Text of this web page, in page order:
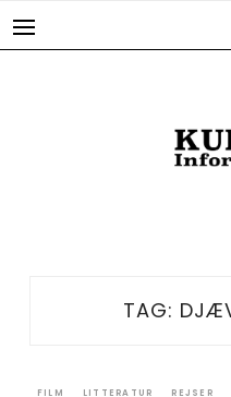
TAG:
FILM LITTERATUR REJSER